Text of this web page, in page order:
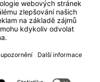
známka společnosti
Japonsko.
Německo